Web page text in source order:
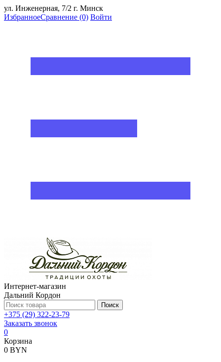
ул. Инженерная, 7/2 г. Минск
ИзбранноеСравнение (0) Войти
Интернет-магазин
Дальний Кордон
Поиск
+375 (29) 322-23-79
Заказать звонок
0
Корзина
0 BYN